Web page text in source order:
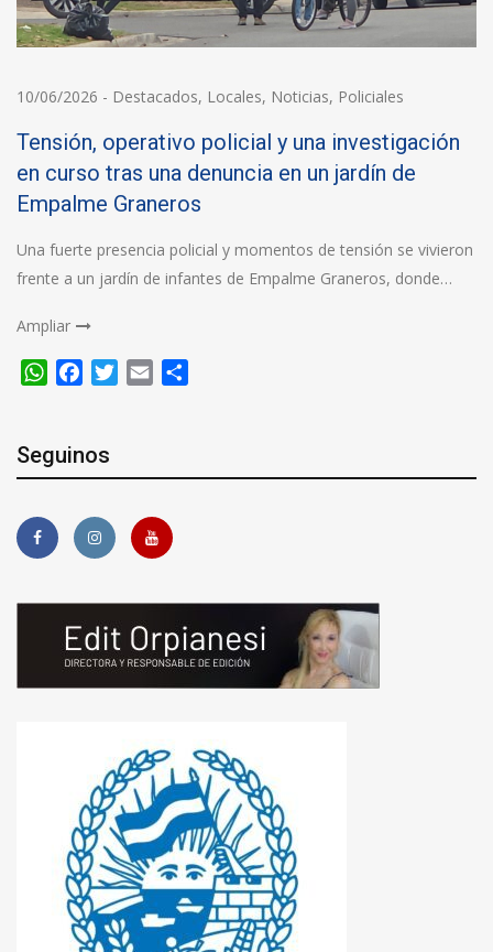
10/06/2026 - Destacados, Locales, Noticias, Policiales
Tensión, operativo policial y una investigación
en curso tras una denuncia en un jardín de
Empalme Graneros
Una fuerte presencia policial y momentos de tensión se vivieron
frente a un jardín de infantes de Empalme Graneros, donde…
Ampliar
WhatsApp
FacebookTwitter
Email
Seguinos